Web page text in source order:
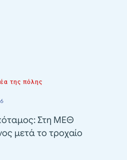
της πόλης
Στη ΜΕΘ
μετά το τροχαίο